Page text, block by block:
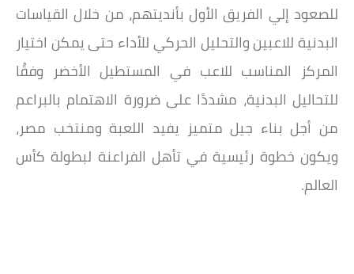
للصعود إلي الفريق الأول بأنديتهم، من خلال القياسات
البدنية للاعبين والتحليل الحركي للأداء حتى يمكن اختيار
المركز المناسب للاعب في المستطيل الأخضر وفقُا
للتحاليل البدنية، مشددًا على ضرورة الاهتمام بالبراعم
من أجل بناء جيل متميز يفيد اللعبة ومنتخب مصر،
ويكون خطوة رئيسية في تأهل الفراعنة لبطولة كأس
العالم.